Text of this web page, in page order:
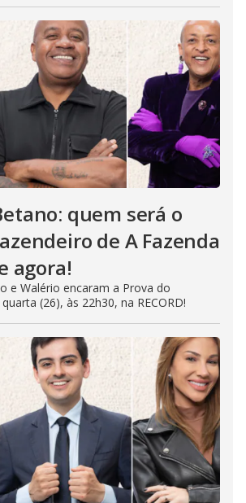
quem será o
de A Fazenda
agora!
e Walério encaram a Prova do
(26), às 22h30, na RECORD!